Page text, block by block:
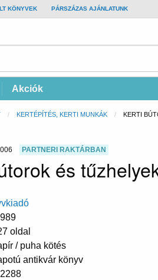
KÖNYVEK PÁRSZÁZAS AJÁNLATUNK
Akciók
KERTÉPÍTÉS, KERTI MUNKÁK CURRENT:
KERTI
PARTNERI RAKTÁRBAN
és
oldal
/ puha kötés
antikvár könyv